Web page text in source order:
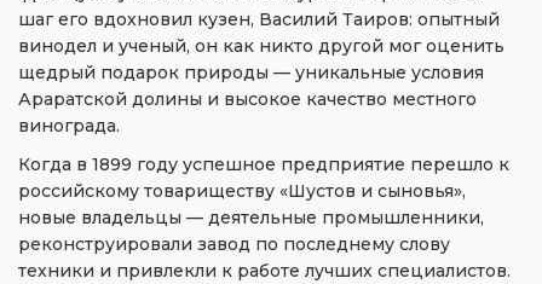
шаг его вдохновил кузен, Василий Таиров: опытный
винодел и ученый, он как никто другой мог оценить
щедрый подарок природы — уникальные условия
Араратской долины и высокое качество местного
винограда.
Когда в 1899 году успешное предприятие перешло к
российскому товариществу «Шустов и сыновья»,
новые владельцы — деятельные промышленники,
реконструировали завод по последнему слову
техники и привлекли к работе лучших специалистов.